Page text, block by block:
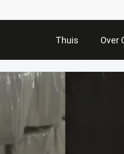
Thuis Over